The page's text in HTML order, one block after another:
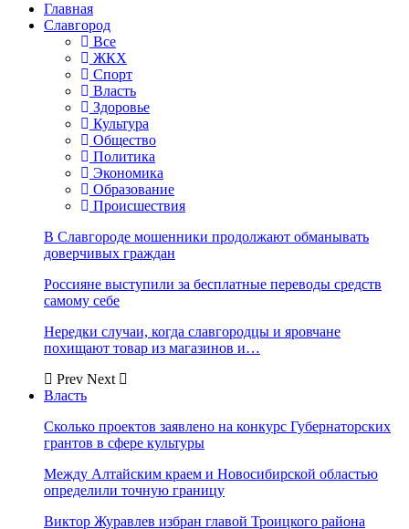
Главная
Славгород
Все
ЖКХ
Спорт
Власть
Здоровье
Культура
Общество
Политика
Экономика
Образование
Происшествия
В Славгороде мошенники продолжают обманывать
доверчивых граждан
Россияне выступили за бесплатные переводы средств
самому себе
Нередки случаи, когда славгородцы и яровчане
похищают товар из магазинов и…
Prev Next
Власть
Сколько проектов заявлено на конкурс Губернаторских
грантов в сфере культуры
Между Алтайским краем и Новосибирской областью
определили точную границу
Виктор Журавлев избран главой Троицкого района